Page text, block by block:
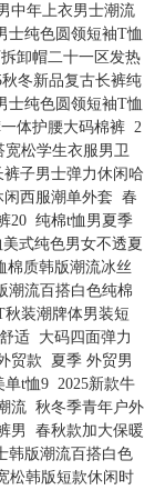
中年上衣男士潮流
士纯色圆领短袖T恤
卸帽二十一区发热
冬新品复古长裤纯
士纯色圆领短袖T恤
体护腰大码棉裤 2
松学生衣服男卫
子男士弹力休闲哈
西服潮单外套 春
20 纯棉t恤男夏季
式纯色男女不透夏
棉质韩版潮流冰丝
潮流百搭白色纯棉
秋装潮牌体男装短
适 大码四面弹力
贸款
夏季 外贸男
单t恤9 2025新款牛
流 秋冬季青年户外
男
春秋款加大保暖
韩版潮流百搭白色
松韩版短款休闲时